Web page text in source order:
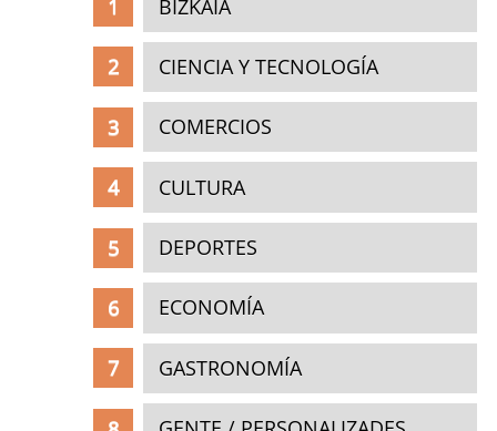
BIZKAIA
CIENCIA Y TECNOLOGÍA
COMERCIOS
CULTURA
DEPORTES
ECONOMÍA
GASTRONOMÍA